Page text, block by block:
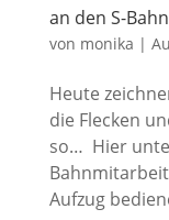
an den S-
von monika |
Heute
die Flecken
so… Hier
Aufzug